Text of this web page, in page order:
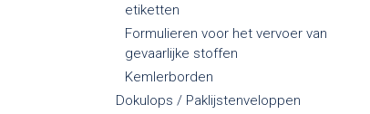
etiketten
Formulieren voor het vervoer van
gevaarlijke stoffen
Kemlerborden
Dokulops / Paklijstenveloppen